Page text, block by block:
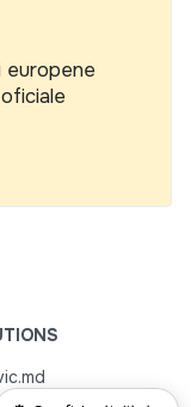
europene